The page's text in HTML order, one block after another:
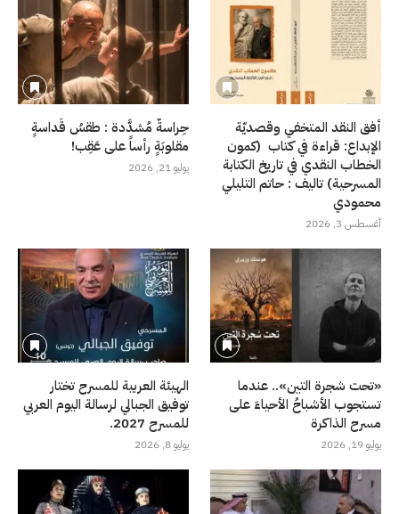
أفق النقد المتخفي وقصديّة
الإبداع: قراءة في كتاب (كمون
الخطاب النقدي في تاريخ الكتابة
المسرحية) تاليف : حاتم التليلي
محمودي
أغسطس 3, 2026
حِراسةٌ مُشدَّدة : طقسُ قَداسةٍ
مقلوبَةٍ رأساً على عَقِب!
يوليو 21, 2026
«تحت شجرة التين».. عندما
تستجوب الأشباحُ الأحياءَ على
مسرح الذاكرة
يوليو 19, 2026
الهيئة العربية للمسرح تختار
توفيق الجبالي لرسالة اليوم العربي
للمسرح 2027.
يوليو 8, 2026